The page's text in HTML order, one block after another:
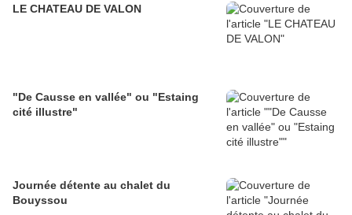
LE CHATEAU DE VALON
"De Causse en vallée" ou "Estaing
cité illustre"
Journée détente au chalet du
Bouyssou